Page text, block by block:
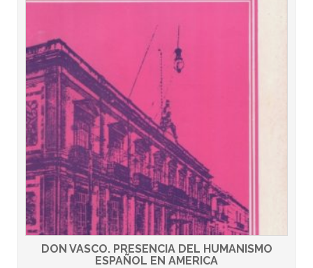
DON VASCO. PRESENCIA DEL HUMANISMO
ESPAÑOL EN AMERICA